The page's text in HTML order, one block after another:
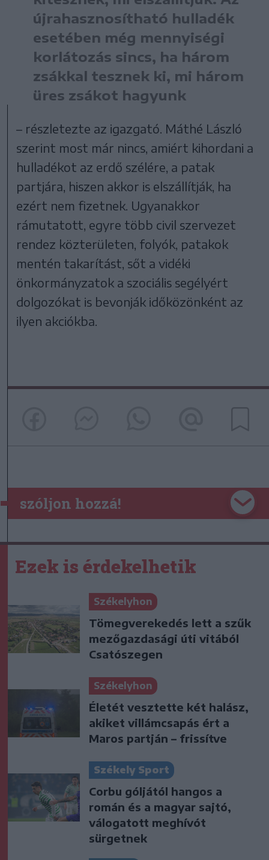
újrahasznosítható hulladék
esetében még mennyiségi
korlátozás sincs, ha három
zsákkal tesznek ki, mi három
üres zsákot hagyunk
– részletezte az igazgató. Máthé László
szerint most már nincs, amiért kihordani a
hulladékot az erdő szélére, a patak
partjára, hiszen akkor is elszállítják, ha
ezért nem fizetnek. Ugyanakkor
rámutatott, egyre több civil szervezet
rendez közterületen, folyók, patakok
mentén takarítást, sőt a vidéki
önkormányzatok a szociális segélyért
dolgozókat is bevonják időközönként az
ilyen akciókba.
szóljon hozzá!
Ezek is érdekelhetik
Székelyhon
Tömegverekedés lett a szűk
mezőgazdasági úti vitából
Csatószegen
Székelyhon
Életét vesztette két halász,
akiket villámcsapás ért a
Maros partján – frissítve
Székely Sport
Corbu góljától hangos a
román és a magyar sajtó,
válogatott meghívót
sürgetnek